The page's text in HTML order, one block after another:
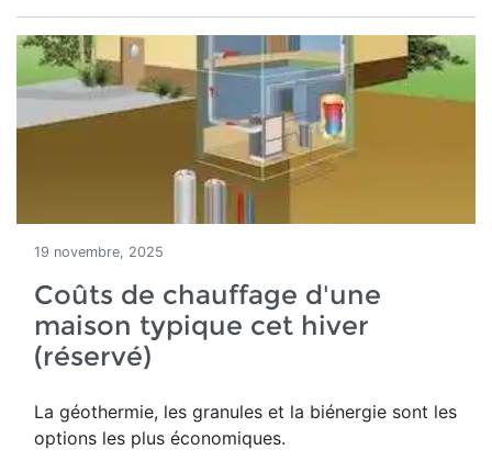
19 novembre, 2025
Coûts de chauffage d'une
maison typique cet hiver
(réservé)
La géothermie, les granules et la biénergie sont les
options les plus économiques.